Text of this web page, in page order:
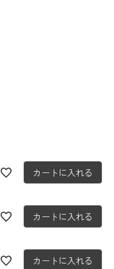
カートに入れる
カートに入れる
カートに入れる